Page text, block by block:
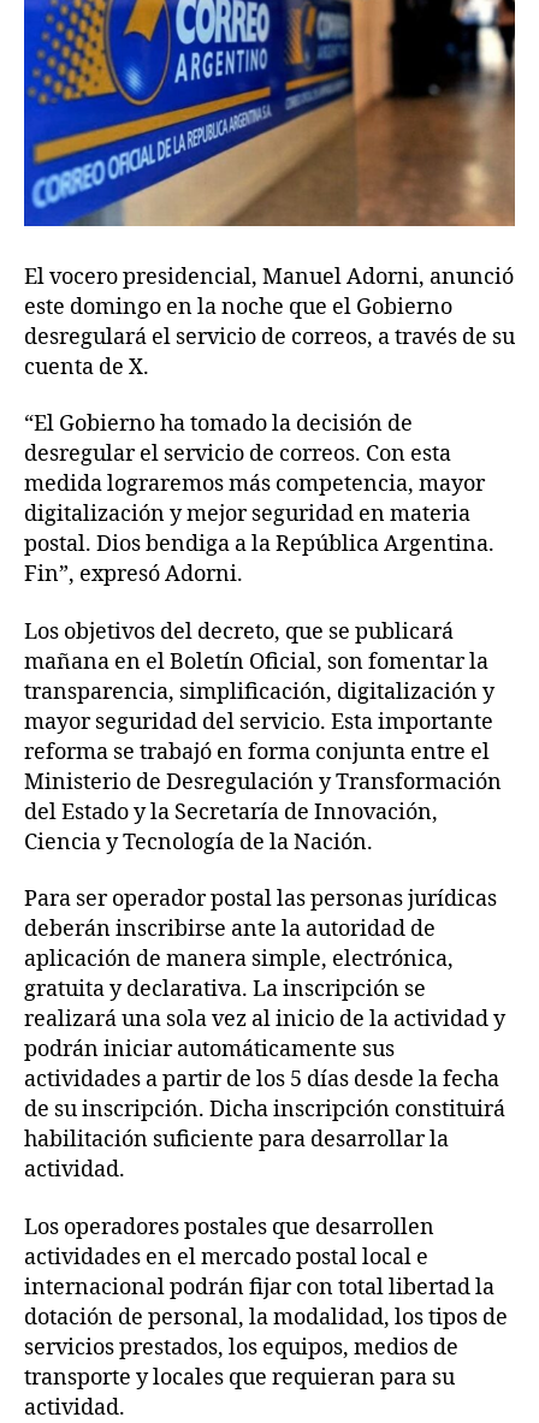
El vocero presidencial, Manuel Adorni, anunció
este domingo en la noche que el Gobierno
desregulará el servicio de correos, a través de su
cuenta de X.
“El Gobierno ha tomado la decisión de
desregular el servicio de correos. Con esta
medida lograremos más competencia, mayor
digitalización y mejor seguridad en materia
postal. Dios bendiga a la República Argentina.
Fin”, expresó Adorni.
Los objetivos del decreto, que se publicará
mañana en el Boletín Oficial, son fomentar la
transparencia, simplificación, digitalización y
mayor seguridad del servicio. Esta importante
reforma se trabajó en forma conjunta entre el
Ministerio de Desregulación y Transformación
del Estado y la Secretaría de Innovación,
Ciencia y Tecnología de la Nación.
Para ser operador postal las personas jurídicas
deberán inscribirse ante la autoridad de
aplicación de manera simple, electrónica,
gratuita y declarativa. La inscripción se
realizará una sola vez al inicio de la actividad y
podrán iniciar automáticamente sus
actividades a partir de los 5 días desde la fecha
de su inscripción. Dicha inscripción constituirá
habilitación suficiente para desarrollar la
actividad.
Los operadores postales que desarrollen
actividades en el mercado postal local e
internacional podrán fijar con total libertad la
dotación de personal, la modalidad, los tipos de
servicios prestados, los equipos, medios de
transporte y locales que requieran para su
actividad.